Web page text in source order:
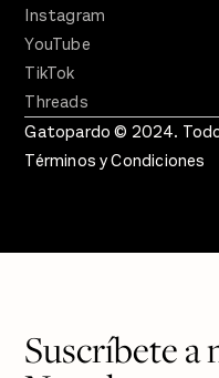
Instagram
YouTube
TikTok
Threads
Gatopardo © 2024.
Términos y Condiciones
Suscríbete a